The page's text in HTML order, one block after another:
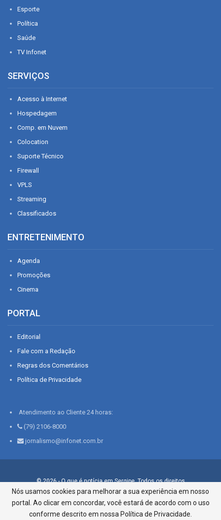
Esporte
Política
Saúde
TV Infonet
SERVIÇOS
Acesso à Internet
Hospedagem
Comp. em Nuvem
Colocation
Suporte Técnico
Firewall
VPLS
Streaming
Classificados
ENTRETENIMENTO
Agenda
Promoções
Cinema
PORTAL
Editorial
Fale com a Redação
Regras dos Comentários
Política de Privacidade
Atendimento ao Cliente 24 horas:
(79) 2106-8000
jornalismo@infonet.com.br
© 2026 - O que é notícia em Sergipe. Todos os direitos
reservados.
Infonet - Rua Monsenhor Silveira 276, Bairro São José |
Aracaju-SE, CEP 49015-030, Fone: 79.2106.8000 - CI Centro de
Nós usamos cookies para melhorar a sua experiência em nosso
portal. Ao clicar em concordar, você estará de acordo com o uso
conforme descrito em nossa Política de Privacidade.